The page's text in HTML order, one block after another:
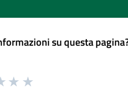
su questa